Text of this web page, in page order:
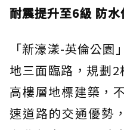
耐震提升至6級 防
「新濠漾-英倫公
地三面臨路，規劃
高樓層地標建築，
速道路的交通優勢